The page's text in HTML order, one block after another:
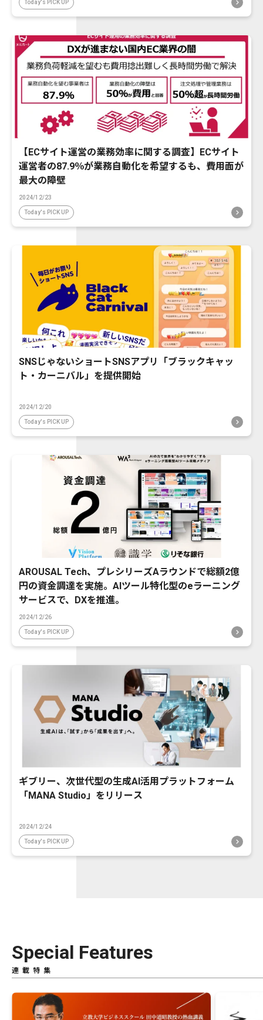
Today's PICK UP
【ECサイト運営の業務効率に関する調査】ECサイト
運営者の87.9％が業務自動化を希望するも、費用面が
最大の障壁
2024/12/23
Today's PICK UP
SNSじゃないショートSNSアプリ「ブラックキャッ
ト・カーニバル」を提供開始
2024/12/20
Today's PICK UP
AROUSAL Tech、プレシリーズAラウンドで総額2億
円の資金調達を実施。AIツール特化型のeラーニング
サービスで、DXを推進。
2024/12/26
Today's PICK UP
ギブリー、次世代型の生成AI活用プラットフォーム
「MANA Studio」をリリース
2024/12/24
Today's PICK UP
Special Features
連載特集